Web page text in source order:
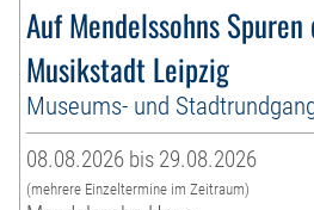
Auf Mendelssohns
Musikstadt Leipzig
Museums- und
08.08.2026 bis 29.08.2026
(mehrere Einzeltermine im Zeitraum)